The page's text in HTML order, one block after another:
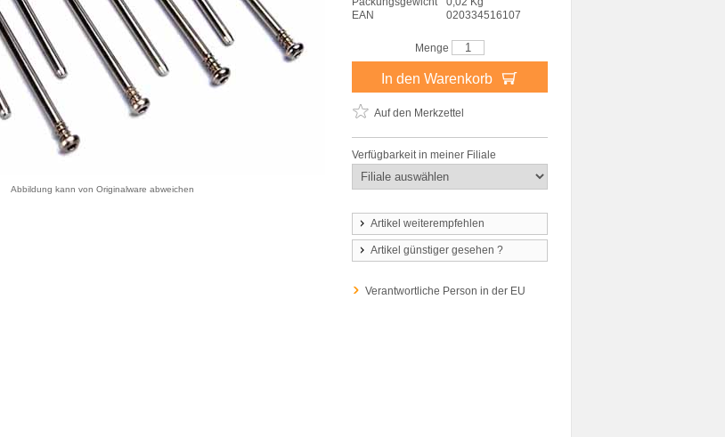
Abbildung kann von Originalware abweichen
EAN
020334516107
Menge
In den Warenkorb
Auf den Merkzettel
Verfügbarkeit in meiner Filiale
Artikel weiterempfehlen
Artikel günstiger gesehen ?
Verantwortliche Person in der EU